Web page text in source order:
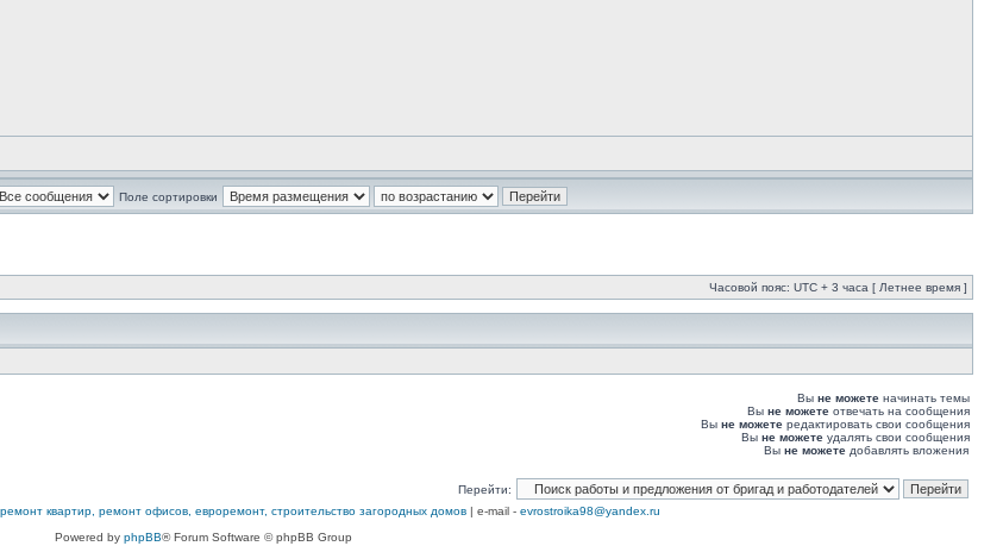
Поле сортировки
Часовой пояс: UTC + 3 часа [ Летнее время ]
Вы не можете начинать темы
Вы не можете отвечать на сообщения
Вы не можете редактировать свои сообщения
Вы не можете удалять свои сообщения
Вы не можете добавлять вложения
Перейти:
ремонт квартир, ремонт офисов, евроремонт, строительство загородных домов | e-mail - evrostroika98@yandex.ru
Powered by phpBB® Forum Software © phpBB Group